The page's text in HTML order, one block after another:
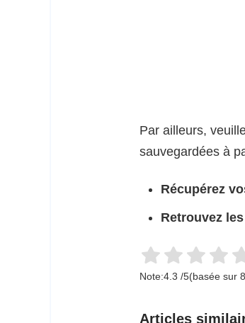
Par ailleurs,
sauvegardées à
Récupérez
Retrouvez
Note:4.3 /5(basée sur
Articles